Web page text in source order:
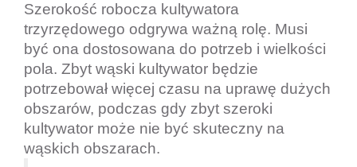
Szerokość robocza kultywatora
trzyrzędowego odgrywa ważną rolę. Musi
być ona dostosowana do potrzeb i wielkości
pola. Zbyt wąski kultywator będzie
potrzebował więcej czasu na uprawę dużych
obszarów, podczas gdy zbyt szeroki
kultywator może nie być skuteczny na
wąskich obszarach.